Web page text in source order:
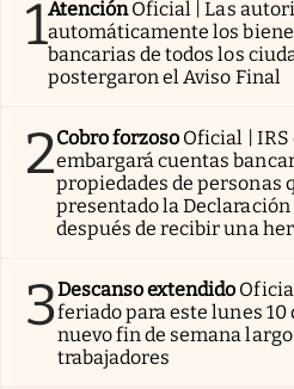
1AtenciónOficial | Las
automáticamente los
bancarias de todos los
postergaron el Aviso Final
2Cobro forzoso Oficial |
embargará cuentas
propiedades de personas
presentado la
después de recibir una
3Descanso extendido
feriado para este lunes 10
nuevo fin de semana
trabajadores